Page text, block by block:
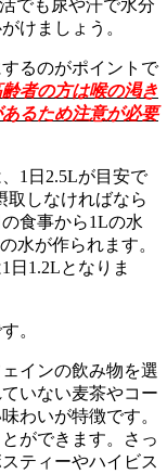
でも尿や汗で水分
けましょう。
するのがポイントで
者の方は喉の渇き
るため注意が必要
1日2.5Lが目安で
取しなければなら
食事から1Lの水
水が作られます。
日1.2Lとなりま
。
インの飲み物を選
いない麦茶やコー
わいが特徴です。
ができます。さっ
ティーやハイビス